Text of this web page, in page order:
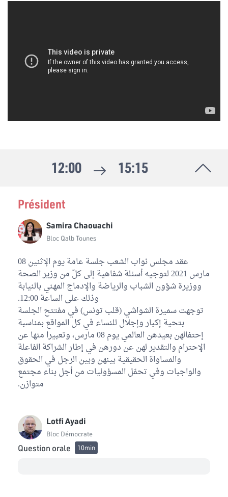
12:00 15:15
عقد مجلس نواب الشعب جلسة عامة يوم الإثنين 08
مارس 2021 لتوجيه أسئلة شفاهية إلى كلّ من وزير الصحة
ووزيرة شؤون الشباب والرياضة والإدماج المهني بالنيابة
وذلك على الساعة 12:00.
توجهت سميرة الشواشي (قلب تونس) في مفتتح الجلسة
بتحية إكبار وإجلال للنساء في كل المواقع بمناسبة
إحتفالهن بعيدهن العالمي يوم 08 مارس، وتعبيرا منها عن
الإحترام والتقدير لهن عن دورهن في إطار الشراكة الفاعلة
والمساواة الحقيقية بينهن وبين الرجل في الحقوق
والواجبات وفي تحمّل المسؤوليات من أجل بناء مجتمع
متوازن.
Lotfi Ayadi
Bloc Démocrate
Question orale 10min
Président
Samira Chaouachi
Bloc Qalb Tounes